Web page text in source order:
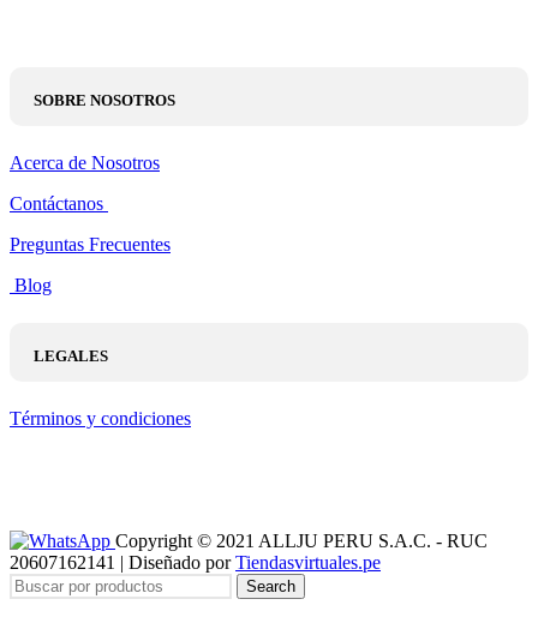
SOBRE NOSOTROS
Acerca de Nosotros
Contáctanos
Preguntas Frecuentes
Blog
LEGALES
Términos y condiciones
Copyright © 2021 ALLJU PERU S.A.C. - RUC
20607162141 | Diseñado porTiendasvirtuales.pe
Search